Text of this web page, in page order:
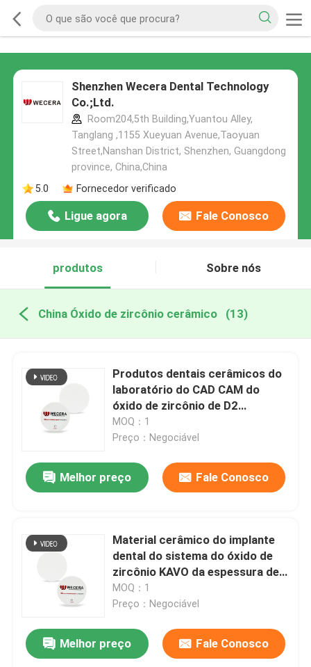
Shenzhen Wecera Dental Technology
Co.;Ltd.
Room204,5th Building,Yuantou Alley,
Tanglang ,1155 Xueyuan Avenue,Taoyuan
Street,Nanshan District, Shenzhen, Guangdong
province, China,China
5.0
Fornecedor verificado
Ligue agora Fale Conosco
produtos Sobre nós
China Óxido de zircônio cerâmico (13)
Produtos dentais cerâmicos do
laboratório do CAD CAM do
óxido de zircônio de D2
98*12mm
MOQ：1
Preço：Negociável
Melhor preço Fale Conosco
Material cerâmico do implante
dental do sistema do óxido de
zircônio KAVO da espessura de
D2 10mm
MOQ：1
Preço：Negociável
Melhor preço Fale Conosco